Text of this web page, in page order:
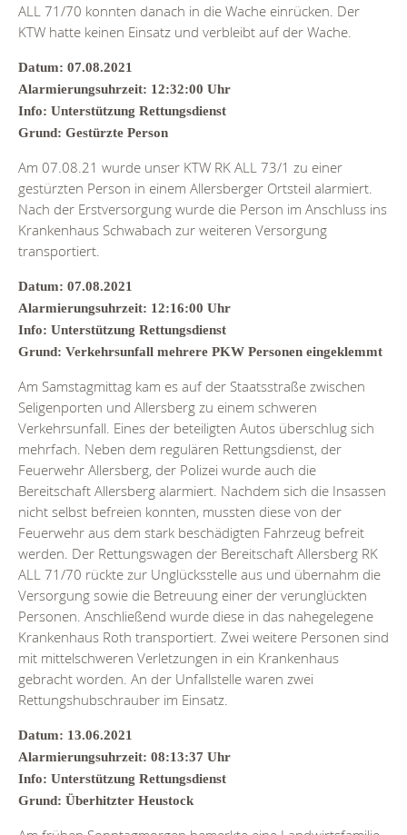
ALL 71/70 konnten danach in die Wache einrücken. Der
KTW hatte keinen Einsatz und verbleibt auf der Wache.
Datum: 07.08.2021
Alarmierungsuhrzeit: 12:32:00 Uhr
Info: Unterstützung Rettungsdienst
Grund: Gestürzte Person
Am 07.08.21 wurde unser KTW RK ALL 73/1 zu einer
gestürzten Person in einem Allersberger Ortsteil alarmiert.
Nach der Erstversorgung wurde die Person im Anschluss ins
Krankenhaus Schwabach zur weiteren Versorgung
transportiert.
Datum: 07.08.2021
Alarmierungsuhrzeit: 12:16:00 Uhr
Info: Unterstützung Rettungsdienst
Grund: Verkehrsunfall mehrere PKW Personen eingeklemmt
Am Samstagmittag kam es auf der Staatsstraße zwischen
Seligenporten und Allersberg zu einem schweren
Verkehrsunfall. Eines der beteiligten Autos überschlug sich
mehrfach. Neben dem regulären Rettungsdienst, der
Feuerwehr Allersberg, der Polizei wurde auch die
Bereitschaft Allersberg alarmiert. Nachdem sich die Insassen
nicht selbst befreien konnten, mussten diese von der
Feuerwehr aus dem stark beschädigten Fahrzeug befreit
werden. Der Rettungswagen der Bereitschaft Allersberg RK
ALL 71/70 rückte zur Unglücksstelle aus und übernahm die
Versorgung sowie die Betreuung einer der verunglückten
Personen. Anschließend wurde diese in das nahegelegene
Krankenhaus Roth transportiert. Zwei weitere Personen sind
mit mittelschweren Verletzungen in ein Krankenhaus
gebracht worden. An der Unfallstelle waren zwei
Rettungshubschrauber im Einsatz.
Datum: 13.06.2021
Alarmierungsuhrzeit: 08:13:37 Uhr
Info: Unterstützung Rettungsdienst
Grund: Überhitzter Heustock